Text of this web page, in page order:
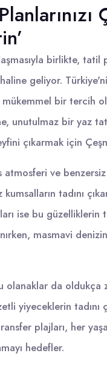
birlikte, tatil
geliyor.
bir tercih
unutulmaz bir yaz
çıkarmak için
atmosferi ve
kumsalların tadını
ise bu güzelliklerin
masmavi
olanaklar da
yiyeceklerin
plajları, her
hedefler.